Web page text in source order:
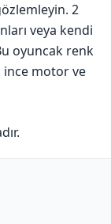
2
veya kendi
oyuncak renk
ince motor ve